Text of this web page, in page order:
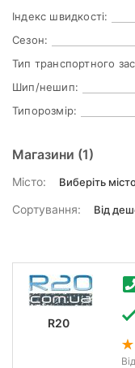
Індекс швидкості:
Сезон:
Тип транспортного
Шип/нешип:
Типорозмір:
Магазини (1)
Місто:
Сортування:
R20